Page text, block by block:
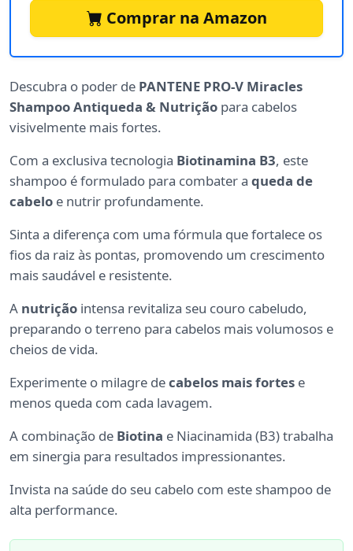
Comprar na Amazon
Descubra o poder de PANTENE PRO-V Miracles
Shampoo Antiqueda & Nutrição para cabelos
visivelmente mais fortes.
Com a exclusiva tecnologia Biotinamina B3, este
shampoo é formulado para combater a queda de
cabelo e nutrir profundamente.
Sinta a diferença com uma fórmula que fortalece os
fios da raiz às pontas, promovendo um crescimento
mais saudável e resistente.
A nutrição intensa revitaliza seu couro cabeludo,
preparando o terreno para cabelos mais volumosos e
cheios de vida.
Experimente o milagre decabelos mais fortes e
menos queda com cada lavagem.
A combinação de Biotina e Niacinamida (B3) trabalha
em sinergia para resultados impressionantes.
Invista na saúde do seu cabelo com este shampoo de
alta performance.